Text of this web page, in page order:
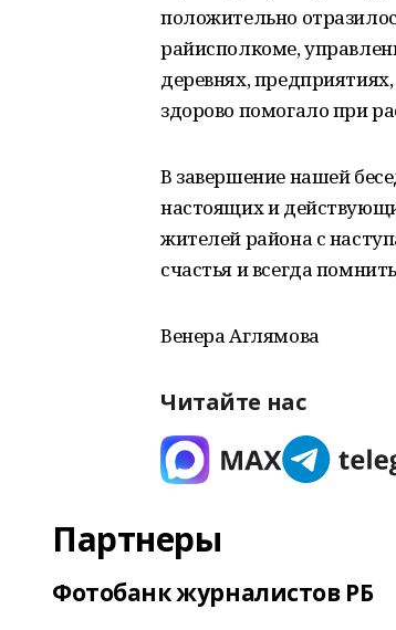
положительно
райисполкоме,
деревнях,
здорово помогало при
В завершение нашей
настоящих и
жителей района с
счастья и всегда
Венера Аглямова
Читайте нас
Партнеры
Фотобанк журналистов РБ